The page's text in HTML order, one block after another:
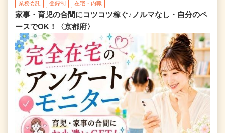
業務委託 登録制 在宅・内職
家事・育児の合間にコツコツ稼ぐ♪ノルマなし・自分のペ
ースでOK！〈京都府〉